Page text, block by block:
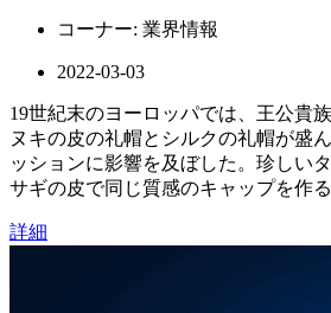
コーナー: 業界情報
2022-03-03
19世紀末のヨーロッパでは、王公貴
ヌキの皮の礼帽とシルクの礼帽が盛
ッションに影響を及ぼした。珍しい
サギの皮で同じ質感のキャップを作
詳細